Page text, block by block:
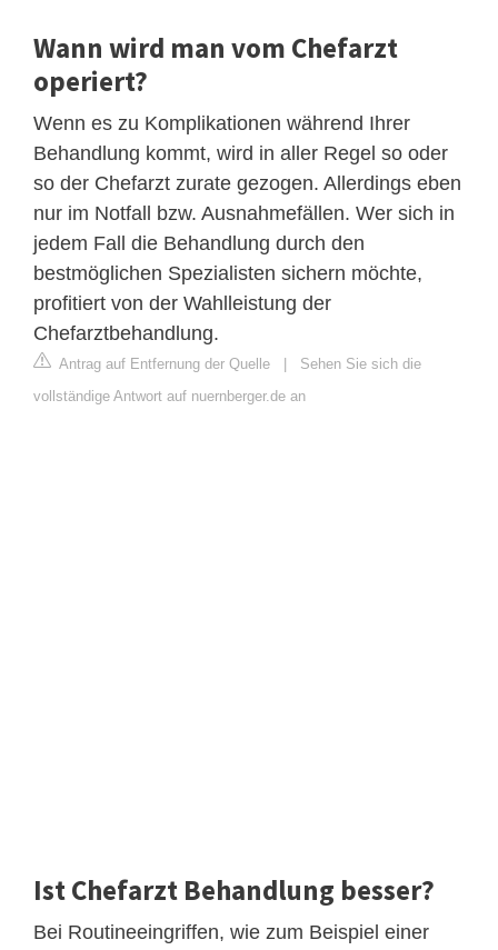
Wann wird man vom Chefarzt
operiert?
Wenn es zu Komplikationen während Ihrer
Behandlung kommt, wird in aller Regel so oder
so der Chefarzt zurate gezogen. Allerdings eben
nur im Notfall bzw. Ausnahmefällen. Wer sich in
jedem Fall die Behandlung durch den
bestmöglichen Spezialisten sichern möchte,
profitiert von der Wahlleistung der
Chefarztbehandlung.
Antrag auf Entfernung der Quelle
Sehen Sie sich die
vollständige Antwort auf nuernberger.de an
Ist Chefarzt Behandlung besser?
Bei Routineeingriffen, wie zum Beispiel einer